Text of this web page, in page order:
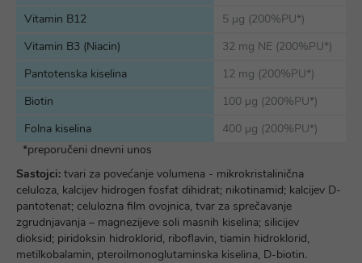
Vitamin B12
5 µg (200%PU*)
Vitamin B3 (Niacin)
32 mg NE (200%PU*)
Pantotenska kiselina
12 mg (200%PU*)
Biotin
100 µg (200%PU*)
Folna kiselina
400 µg (200%PU*)
*preporučeni dnevni unos
Sastojci: tvari za povećanje volumena - mikrokristalinična
celuloza, kalcijev hidrogen fosfat dihidrat; nikotinamid; kalcijev D-
pantotenat; celulozna film ovojnica, tvar za sprečavanje
zgrudnjavanja – magnezijeve soli masnih kiselina; silicijev
dioksid; piridoksin hidroklorid, riboflavin, tiamin hidroklorid,
metilkobalamin, pteroilmonoglutaminska kiselina, D-biotin.